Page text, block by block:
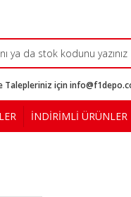
Talepleriniz için
İNDİRİMLİ ÜRÜNLER